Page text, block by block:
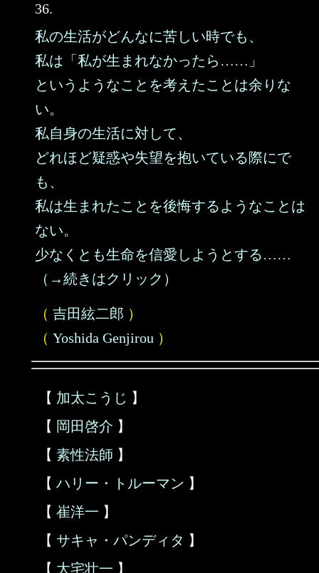
36.
私の生活がどんなに苦しい時でも、
私は「私が生まれなかったら……」
というようなことを考えたことは余りな
い。
私自身の生活に対して、
どれほど疑惑や失望を抱いている際にで
も、
私は生まれたことを後悔するようなことは
ない。
少なくとも生命を信愛しようとする……
（→続きはクリック）
（ 吉田絃二郎 ）
（ Yoshida Genjirou ）
【 加太こうじ 】
【 岡田啓介 】
【 素性法師 】
【 ハリー・トルーマン 】
【 崔洋一 】
【 サキャ・パンディタ 】
【 大宅壮一 】